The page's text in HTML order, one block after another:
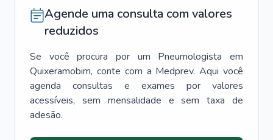
Agende uma consulta com valores
reduzidos
Se você procura por um Pneumologista
em
Quixeramobim, conte com a Medprev. Aqui você
agenda consultas e exames por valores
acessíveis, sem mensalidade e sem taxa de
adesão.